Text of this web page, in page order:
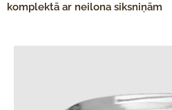
komplektā ar neilona siksniņām